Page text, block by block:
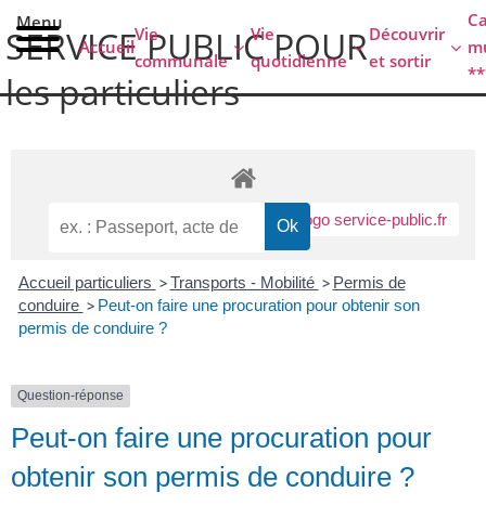
principal
Menu
Accueil
Vie
communale
Vie
quotidienne
Découvrir
et sortir
SERVICE PUBLIC POUR​
les particuliers
Accueil particuliers > Transports - Mobilité > Permis de
conduire > Peut-on faire une procuration pour obtenir son
permis de conduire ?
Question-réponse
Peut-on faire une procuration pour
obtenir son permis de conduire ?